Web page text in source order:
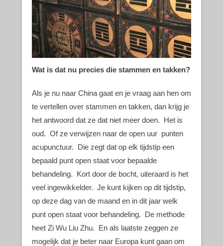
Wat is dat nu precies die stammen en takken?
Als je nu naar China gaat en je vraag aan hen om
te vertellen over stammen en takken, dan krijg je
het antwoord dat ze dat niet meer doen. Het is
oud. Of ze verwijzen naar de open uur punten
acupunctuur. Die zegt dat op elk tijdstip een
bepaald punt open staat voor bepaalde
behandeling. Kort door de bocht, uiteraard is het
veel ingewikkelder. Je kunt kijken op dit tijdstip,
op deze dag van de maand en in dit jaar welk
punt open staat voor behandeling. De methode
heet Zi Wu Liu Zhu. En als laatste zeggen ze
mogelijk dat je beter naar Europa kunt gaan om